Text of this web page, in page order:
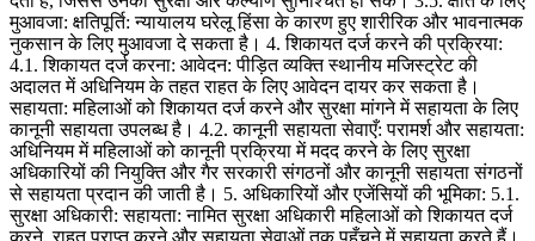
मुआवजा: क्षतिपूर्ति: न्यायालय घरेलू हिंसा के कारण हुए शारीरिक और भावनात्मक
नुकसान के लिए मुआवजा दे सकता है। 4. शिकायत दर्ज करने की प्रक्रिया:
4.1. शिकायत दर्ज करना: आवेदन: पीड़ित व्यक्ति स्थानीय मजिस्ट्रेट की
अदालत में अधिनियम के तहत राहत के लिए आवेदन दायर कर सकता है।
सहायता: महिलाओं को शिकायत दर्ज करने और सुरक्षा मांगने में सहायता के लिए
कानूनी सहायता उपलब्ध है। 4.2. कानूनी सहायता सेवाएँ: परामर्श और सहायता:
अधिनियम में महिलाओं को कानूनी प्रक्रिया में मदद करने के लिए सुरक्षा
अधिकारियों की नियुक्ति और गैर सरकारी संगठनों और कानूनी सहायता संगठनों
से सहायता प्रदान की जाती है। 5. अधिकारियों और एजेंसियों की भूमिका: 5.1.
सुरक्षा अधिकारी: सहायता: नामित सुरक्षा अधिकारी महिलाओं को शिकायत दर्ज
करने, राहत प्राप्त करने और सहायता सेवाओं तक पहुँचने में सहायता करते हैं।